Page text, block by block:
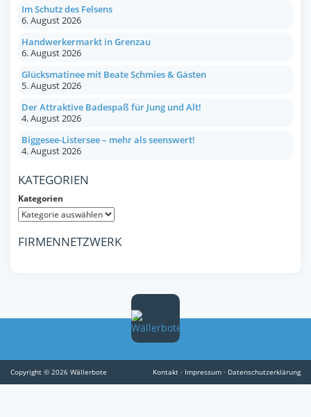
Im Schutz des Felsens
6. August 2026
Handwerkermarkt in Grenzau
6. August 2026
Glücksmatinee mit Beate Schmies & Gästen
5. August 2026
Der Attraktive Badespaß für Jung und Alt!
4. August 2026
Biggesee-Listersee – mehr als seenswert!
4. August 2026
KATEGORIEN
Kategorien
FIRMENNETZWERK
Copyright © 2026 Wällerbote Kontakt · Impressum · Datenschutzerklärung